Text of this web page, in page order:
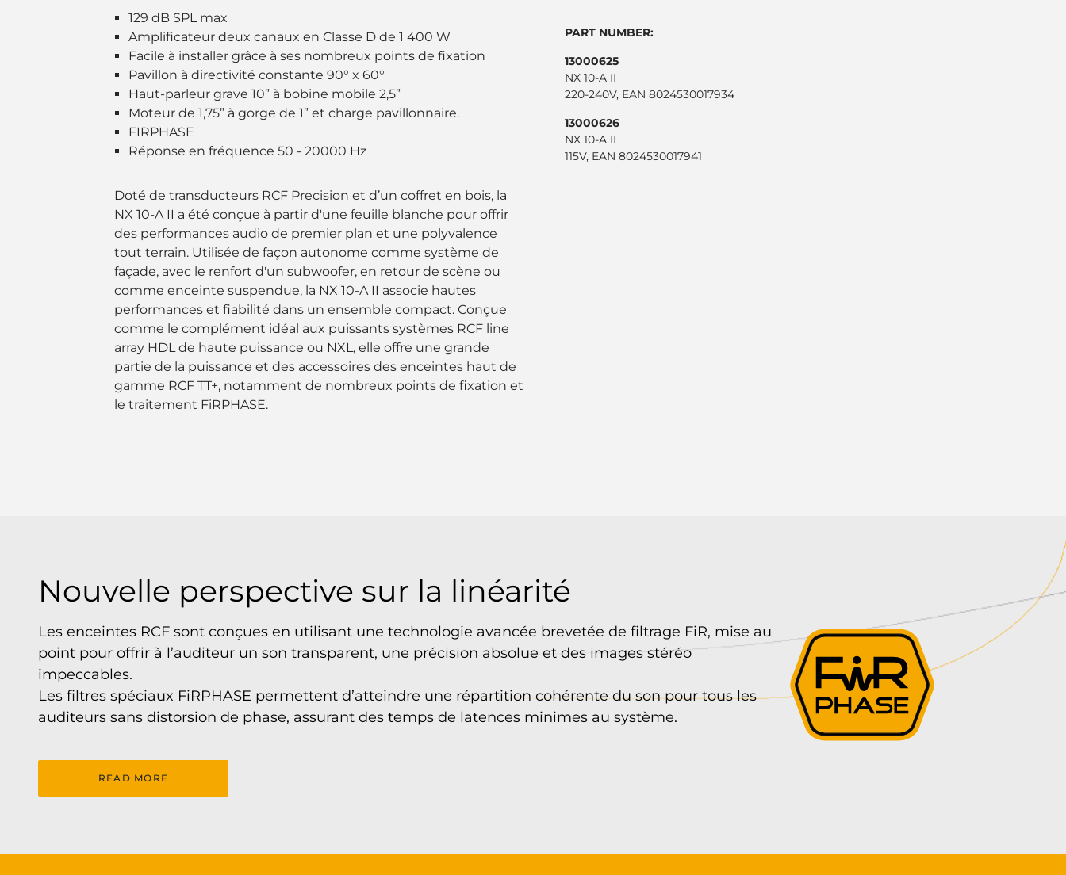
129 dB SPL max
Amplificateur deux canaux en Classe D de 1 400 W
Facile à installer grâce à ses nombreux points de fixation
Pavillon à directivité constante 90° x 60°
Haut-parleur grave 10” à bobine mobile 2,5”
Moteur de 1,75” à gorge de 1” et charge pavillonnaire.
FIRPHASE
Réponse en fréquence 50 - 20000 Hz
Doté de transducteurs RCF Precision et d’un coffret en bois, la
NX 10-A II a été conçue à partir d'une feuille blanche pour offrir
des performances audio de premier plan et une polyvalence
tout terrain. Utilisée de façon autonome comme système de
façade, avec le renfort d'un subwoofer, en retour de scène ou
comme enceinte suspendue, la NX 10-A II associe hautes
performances et fiabilité dans un ensemble compact. Conçue
comme le complément idéal aux puissants systèmes RCF line
array HDL de haute puissance ou NXL, elle offre une grande
partie de la puissance et des accessoires des enceintes haut de
gamme RCF TT+, notamment de nombreux points de fixation et
le traitement FiRPHASE.
PART NUMBER:
13000625
NX 10-A II
220-240V, EAN 8024530017934
13000626
NX 10-A II
115V, EAN 8024530017941
Nouvelle perspective sur la linéarité
Les enceintes RCF sont conçues en utilisant une technologie avancée brevetée de filtrage FiR, mise au
point pour offrir à l’auditeur un son transparent, une précision absolue et des images stéréo
impeccables.
Les filtres spéciaux FiRPHASE permettent d’atteindre une répartition cohérente du son pour tous les
auditeurs sans distorsion de phase, assurant des temps de latences minimes au système.
READ MORE